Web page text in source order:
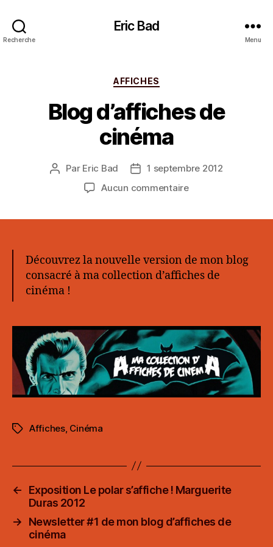
Recherche
Eric Bad
Menu
Catégories
AFFICHES
Blog d’affiches de
cinéma
Auteur
Par Eric Bad
Date1 septembre 2012
Aucun commentairesur
Découvrez la nouvelle version de mon blog
consacré à ma collection d’affiches de
cinéma !
Étiquettes
Affiches, Cinéma
←
Exposition Le polar s’affiche ! Marguerite
Duras 2012
→
Newsletter #1 de mon blog d’affiches de
cinéma